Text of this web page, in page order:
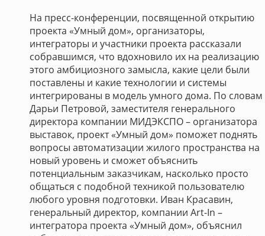
На пресс-конференции, посвященной открытию
проекта «Умный дом», организаторы,
интеграторы и участники проекта рассказали
собравшимся, что вдохновило их на реализацию
этого амбициозного замысла, какие цели были
поставлены и какие технологии и системы
интегрированы в модель умного дома. По словам
Дарьи Петровой, заместителя генерального
директора компании МИДЭКСПО – организатора
выставок, проект «Умный дом» поможет поднять
вопросы автоматизации жилого пространства на
новый уровень и сможет объяснить
потенциальным заказчикам, насколько просто
общаться с подобной техникой пользователю
любого уровня подготовки. Иван Красавин,
генеральный директор, компании Art-In –
интегратора проекта «Умный дом», объяснил